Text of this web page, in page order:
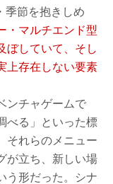
季節を抱きしめ
・マルチエンド型
ぼしていて、そし
上存在しない要素
ンチャゲームで
べる」といった標
それらのメニュー
が立ち、新しい場
う形だった。シナ